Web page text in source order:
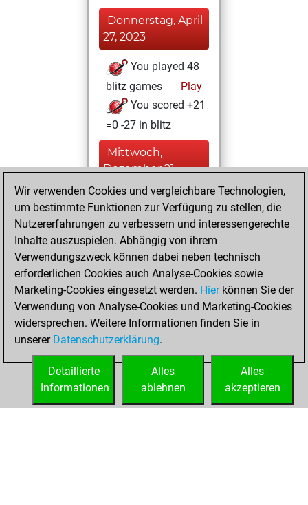
Donnerstag, April
27, 2023
You played 48
blitz games
Play
You scored +21
=0 -27 in blitz
Mittwoch,
Dezember 21,
2022
You created
your Fritz account
Fritz
Freitag,
November 11, 2016
You played 77
bullet games
Play
You scored +28
=3 -46 in bullet
Wir verwenden Cookies und vergleichbare Technologien,
um bestimmte Funktionen zur Verfügung zu stellen, die
Nutzererfahrungen zu verbessern und interessengerechte
Inhalte auszuspielen. Abhängig von ihrem
Verwendungszweck können dabei neben technisch
erforderlichen Cookies auch Analyse-Cookies sowie
Marketing-Cookies eingesetzt werden. Hierkönnen Sie der
Verwendung von Analyse-Cookies und Marketing-Cookies
widersprechen. Weitere Informationen finden Sie in
unserer Datenschutzerklärung.
Alles
akzeptieren
Alles
ablehnen
Detaillierte
Informationen